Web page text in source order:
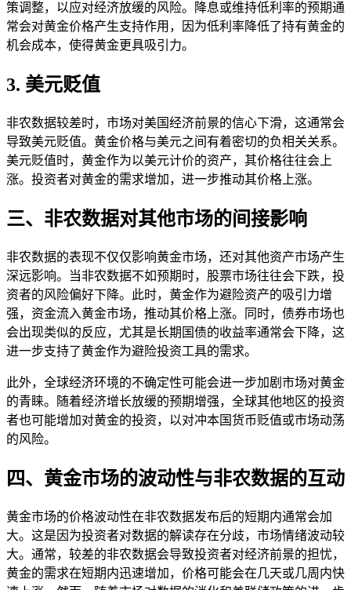
策调整，以应对经济放缓的风险。降息或维持低利率的预期通
常会对黄金价格产生支持作用，因为低利率降低了持有黄金的
机会成本，使得黄金更具吸引力。
3. 美元贬值
非农数据较差时，市场对美国经济前景的信心下滑，这通常会
导致美元贬值。黄金价格与美元之间有着密切的负相关关系。
美元贬值时，黄金作为以美元计价的资产，其价格往往会上
涨。投资者对黄金的需求增加，进一步推动其价格上涨。
三、非农数据对其他市场的间接影响
非农数据的表现不仅仅影响黄金市场，还对其他资产市场产生
深远影响。当非农数据不如预期时，股票市场往往会下跌，投
资者的风险偏好下降。此时，黄金作为避险资产的吸引力增
强，资金流入黄金市场，推动其价格上涨。同时，债券市场也
会出现类似的反应，尤其是长期国债的收益率通常会下降，这
进一步支持了黄金作为避险投资工具的需求。
此外，全球经济环境的不确定性可能会进一步加剧市场对黄金
的青睐。随着经济增长放缓的预期增强，全球其他地区的投资
者也可能增加对黄金的投资，以对冲本国货币贬值或市场动荡
的风险。
四、黄金市场的波动性与非农数据的互动
黄金市场的价格波动性在非农数据发布后的短期内通常会加
大。这是因为投资者对数据的解读存在分歧，市场情绪波动较
大。通常，较差的非农数据会导致投资者对经济前景的担忧，
黄金的需求在短期内迅速增加，价格可能会在几天或几周内快